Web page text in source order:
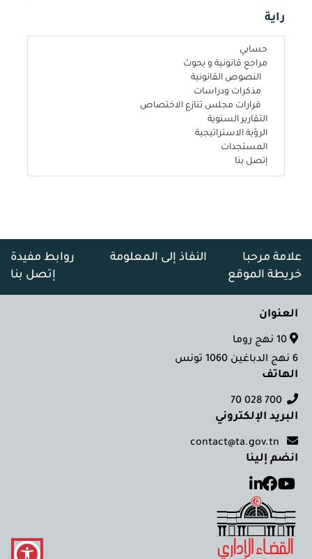
راية
حسابي
مراجع قانونية و بحوث
النصوص القانونية
مذكرات ودراسات
قرارات مجلس تنازع الاختصاص
التقارير السنوية
الرؤية الاستراتيجية
المستجدات
إتصل بنا
علامة مرحبا النفاذ إلى المعلومة
روابط مفيدة
خريطة الموقع
إتصل بنا
العنوان
6 نهج الدباغين 1060 تونس
الهاتف
700 028 70
البريد الإلكتروني
انضم إلينا